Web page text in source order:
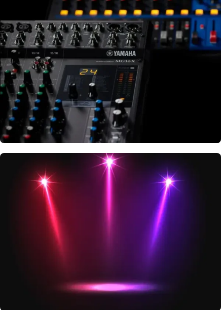
Descubre nuestro catalogo de
SONIDO
EN VIVO